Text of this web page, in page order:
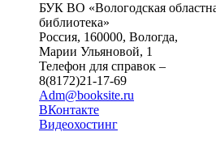
БУК ВО «Вологодская
библиотека»
Россия, 160000, Вологда,
Марии Ульяновой, 1
Телефон для справок –
8(8172)21-17-69
Adm@booksite.ru
ВКонтакте
Видеохостинг